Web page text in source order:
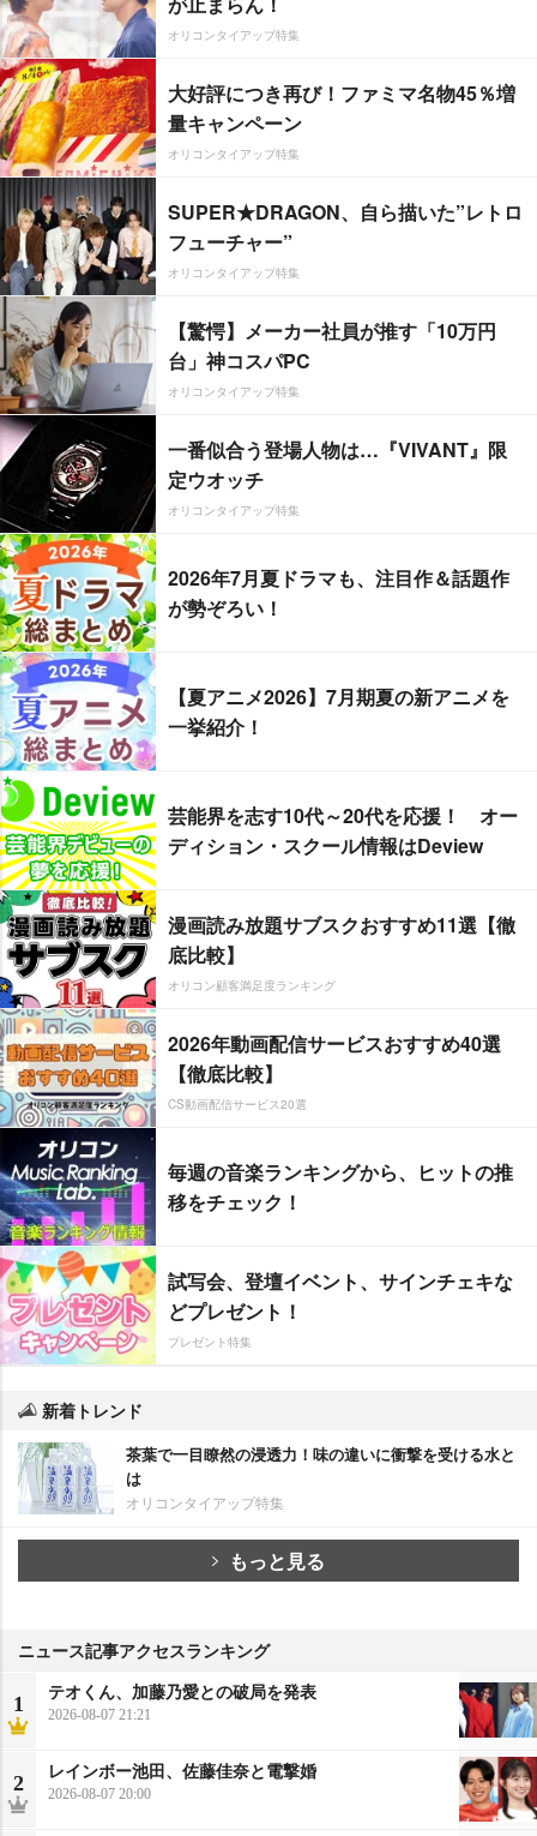
オリコンタイアップ特集
大好評につき再び！ファミマ名物45％増
量キャンペーン
オリコンタイアップ特集
SUPER★DRAGON、自ら描いた”レトロ
フューチャー”
オリコンタイアップ特集
【驚愕】メーカー社員が推す「10万円
台」神コスパPC
オリコンタイアップ特集
一番似合う登場人物は…『VIVANT』限
定ウオッチ
オリコンタイアップ特集
2026年7月夏ドラマも、注目作＆話題作
が勢ぞろい！
【夏アニメ2026】7月期夏の新アニメを
一挙紹介！
芸能界を志す10代～20代を応援！ オー
ディション・スクール情報はDeview
漫画読み放題サブスクおすすめ11選【徹
底比較】
オリコン顧客満足度ランキング
2026年動画配信サービスおすすめ40選
【徹底比較】
CS動画配信サービス20選
毎週の音楽ランキングから、ヒットの推
移をチェック！
試写会、登壇イベント、サインチェキな
どプレゼント！
プレゼント特集
新着トレンド
茶葉で一目瞭然の浸透力！味の違いに衝撃を受ける水と
は
オリコンタイアップ特集
もっと見る
ニュース記事アクセスランキング
1
テオくん、加藤乃愛との破局を発表
2026-08-07 21:21
2
レインボー池田、佐藤佳奈と電撃婚
2026-08-07 20:00